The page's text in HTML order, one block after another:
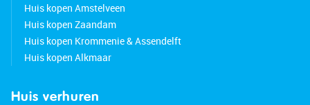
Huis kopen Amstelveen
Huis kopen Zaandam
Huis kopen Krommenie & Assendelft
Huis kopen Alkmaar
Huis verhuren